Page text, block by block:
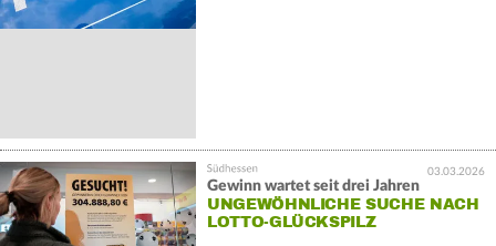
03.03.2026
Gewinn wartet seit drei Jahren
UNGEWÖHNLICHE SUCHE NACH
LOTTO-GLÜCKSPILZ